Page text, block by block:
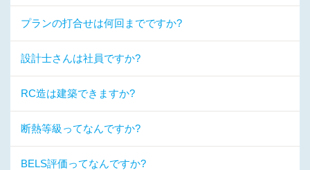
プランの打合せは何回までですか?
設計士さんは社員ですか?
RC造は建築できますか?
断熱等級ってなんですか?
BELS評価ってなんですか?